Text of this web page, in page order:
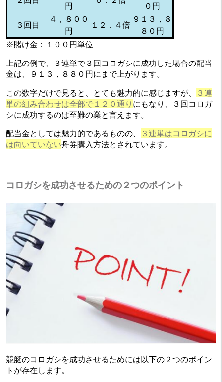
円
０円
３回目
４，８００
円
１２．４倍
９１３，８
８０円
※賭け金：１００円単位
上記の例で、３連単で３回コロガシに成功した場合の配当
金は、９１３，８８０円にまで上がります。
この数字だけで見ると、とても魅力的に感じますが、
３連
単の組み合わせは全部で１２０通り にもなり、３回コロガ
シに成功するのは至難の業と言えます。
配当金としては魅力的であるものの、
３連単はコロガシに
は向いていない舟券購入方法とされています。
コロガシを成功させるための２つのポイント
競艇のコロガシを成功させるためには以下の２つのポイン
トが存在します。